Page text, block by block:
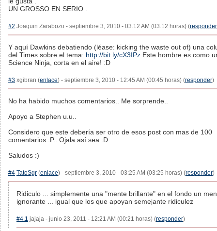
UN GROSSO EN SERIO .
#2 Joaquin Zarabozo - septiembre 3, 2010 - 03:12 AM (03:12 horas) (responder
Y aquí Dawkins debatiendo (léase: kicking the waste out of) una
del Times sobre el tema: http://bit.ly/cX3IPz Este hombre es como
Science Ninja, corta en el aire! :D
#3 xgibran (enlace) - septiembre 3, 2010 - 12:45 AM (00:45 horas) (responder)
No ha habido muchos comentarios.. Me sorprende..
Apoyo a Stephen u.u..
Considero que este debería ser otro de esos post con mas de 100
comentarios :P.. Ojala así sea :D
Saludos :)
#4 TatoSgr (enlace) - septiembre 3, 2010 - 03:25 AM (03:25 horas) (responder)
Ridiculo ... simplemente una "mente brillante" en el fondo un
ignorante ... igual que los que apoyan semejante ridiculez
#4.1 jajaja - junio 23, 2011 - 12:21 AM (00:21 horas) (responder)